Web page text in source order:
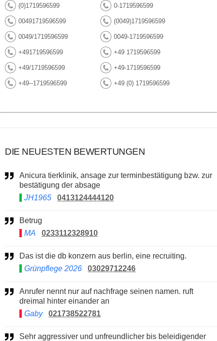
(0)1719596599 0-1719596599
00491719596599 (0049)1719596599
0049/1719596599 0049-1719596599
+491719596599 +49 1719596599
+49/1719596599 +49-1719596599
+49--1719596599 +49 (0) 1719596599
DIE NEUESTEN BEWERTUNGEN
Anicura tierklinik, ansage zur terminbestätigung bzw. zur
bestätigung der absage
JH1965
0413124444120
Betrug
MA
0233112328910
Das ist die db konzern aus berlin, eine recruiting.
Grünpflege 2026
03029712246
Anrufer nennt nur auf nachfrage seinen namen. ruft
dreimal hinter einander an
Gaby
021738522781
Sehr aggressiver und unfreundlicher bis beleidigender